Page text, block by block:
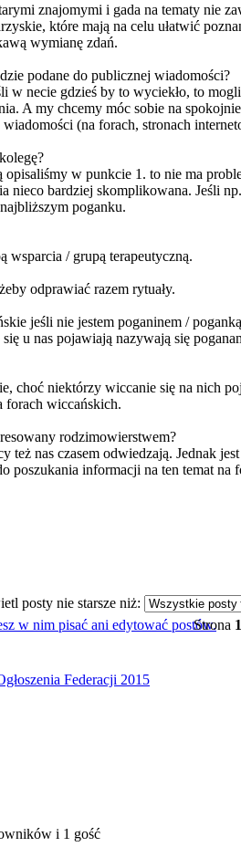
znajomymi i gada na tematy nie
które mają na celu ułatwić
wymianę zdań.
podane do publicznej wiadomości?
w necie gdzieś by to wyciekło, to
A my chcemy móc sobie na
(na forach, stronach
opisaliśmy w punkcie 1. to nie ma
nieco bardziej skomplikowana. Jeśli
poganku.
wsparcia / grupą terapeutyczną.
odprawiać razem rytuały.
jeśli nie jestem poganinem /
u nas pojawiają nazywają się
choć niektórzy wiccanie się na nich
forach wiccańskich.
rodzimowierstwem?
też nas czasem odwiedzają. Jednak
poszukania informacji na ten temat na
posty nie starsze niż:
Strona 1
Federacji 2015
i 1 gość